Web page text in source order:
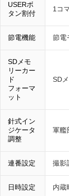
USERボ
タン割付
1コ
節電機能 節電
SDメモ
リーカー
ド
フォーマ
ット
SD
針式イン
ジケータ
調整
軍艦
連番設定 撮影
日時設定 内蔵